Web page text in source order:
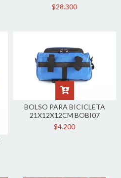
$28.300
BOLSO PARA BICICLETA
21X12X12CM BOBI07
$4.200